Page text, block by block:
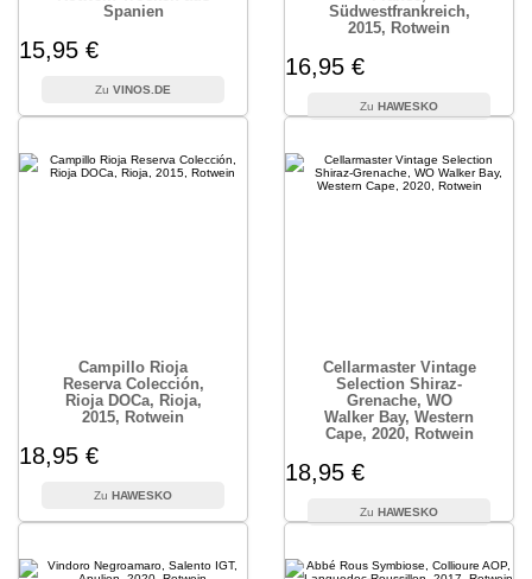
Spanien
15,95 €
VINOS.DE
Südwestfrankreich,
2015, Rotwein
16,95 €
HAWESKO
Campillo Rioja
Reserva Colección,
Rioja DOCa, Rioja,
2015, Rotwein
18,95 €
HAWESKO
Cellarmaster Vintage
Selection Shiraz-
Grenache, WO
Walker Bay, Western
Cape, 2020, Rotwein
18,95 €
HAWESKO